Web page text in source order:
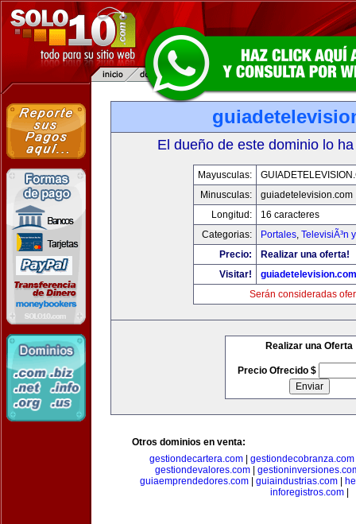
El dueño de este dominio lo
Mayusculas:
Minusculas:
guiadetelevision.com
Longitud:
16 caracteres
Categorias:
Portales, TelevisiÃ³n
Precio:
Realizar una oferta!
Visitar!
guiadetelevision.com
Serán consideradas
Realizar una Oferta
Precio Ofrecido $
Otros dominios en venta:
gestiondecartera.com| gestiondecobranza.com
gestiondevalores.com|
guiaemprendedores.com
guiaindustrias.com
inforegistros.com|